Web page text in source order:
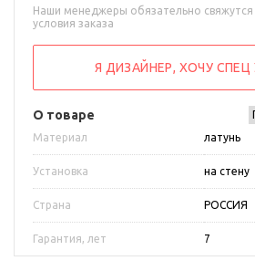
О товаре
Материал
латунь
Установка на стену
Страна РОССИЯ
Гарантия, лет 7
Наши менеджеры обязательно свяжутся
условия заказа
Я ДИЗАЙНЕР, ХОЧУ СПЕЦ